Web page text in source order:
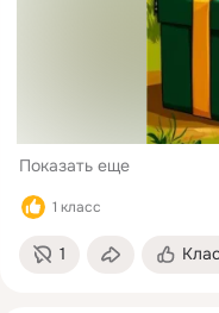
Показать еще
1 класс
1